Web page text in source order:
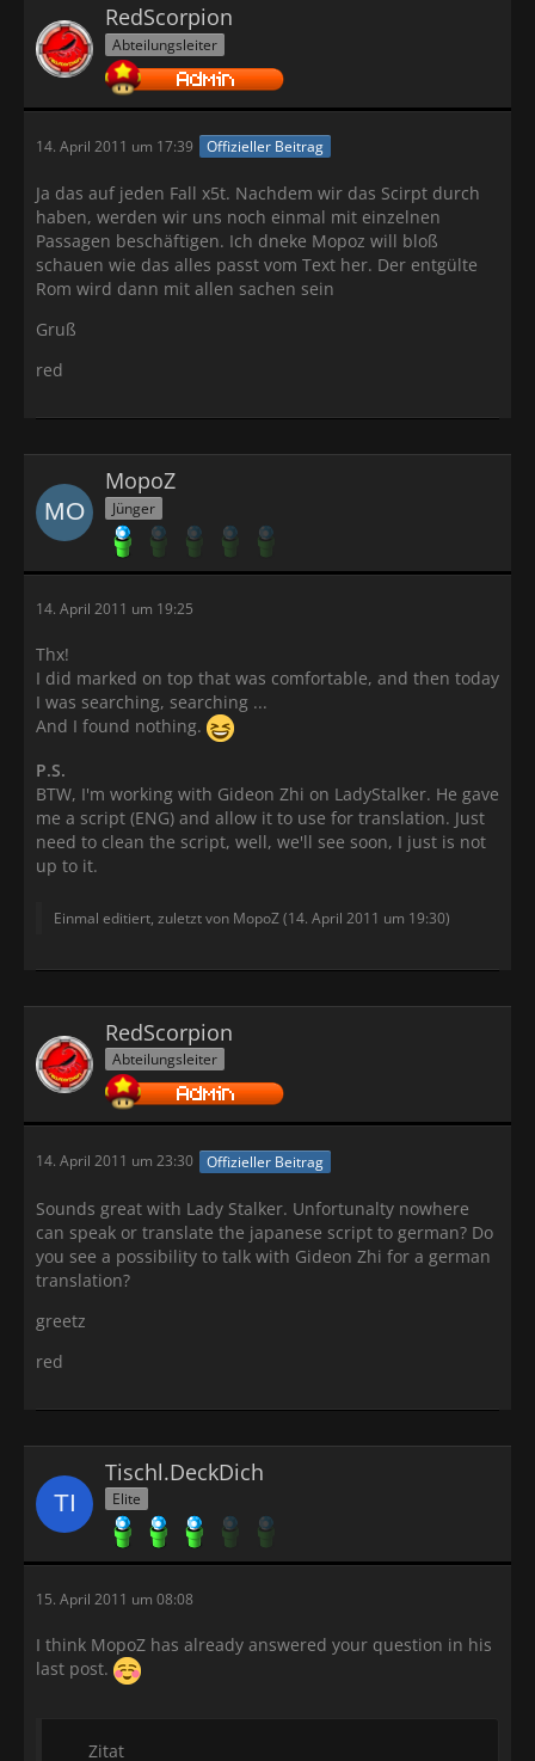
RedScorpion
Abteilungsleiter
14. April 2011 um 17:39 Offizieller Beitrag
Ja das auf jeden Fall x5t. Nachdem wir das Scirpt durch
haben, werden wir uns noch einmal mit einzelnen
Passagen beschäftigen. Ich dneke Mopoz will bloß
schauen wie das alles passt vom Text her. Der entgülte
Rom wird dann mit allen sachen sein
Gruß
red
MopoZ
Jünger
14. April 2011 um 19:25
Thx!
I did marked on top that was comfortable, and then today
I was searching, searching ...
And I found nothing.
P.S.
BTW, I'm working with Gideon Zhi on LadyStalker. He gave
me a script (ENG) and allow it to use for translation. Just
need to clean the script, well, we'll see soon, I just is not
up to it.
Einmal editiert, zuletzt von MopoZ (14. April 2011 um 19:30)
RedScorpion
Abteilungsleiter
14. April 2011 um 23:30 Offizieller Beitrag
Sounds great with Lady Stalker. Unfortunalty nowhere
can speak or translate the japanese script to german? Do
you see a possibility to talk with Gideon Zhi for a german
translation?
greetz
red
Tischl.DeckDich
Elite
15. April 2011 um 08:08
I think MopoZ has already answered your question in his
last post.
Zitat